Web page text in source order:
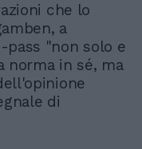
che lo
a
"non solo e
norma in sé, ma
di